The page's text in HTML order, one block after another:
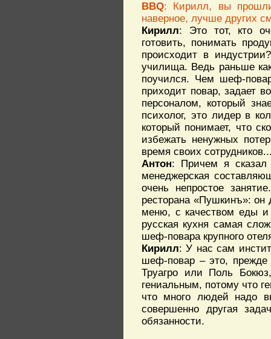
BBQ: Кирилл, вы
наверное, лучше других
Кирилл: Это тот, кто
готовить, понимать
происходит в
училища. Ведь раньше
поучился. Чем шеф-
приходит повар, задает
персоналом, который
психолог, это лидер в
который понимает, что
избежать ненужных
время своих
Антон: Причем я сказал
менеджерская
очень непростое
ресторана «Пушкинъ»: он
меню, с качеством еды и
русская кухня самая
шеф-повара крупного
Кирилл: У нас сам
шеф-повар – это, прежде
Труагро или Поль
гениальным, потому что
что много людей надо
совершенно другая
обязанности.